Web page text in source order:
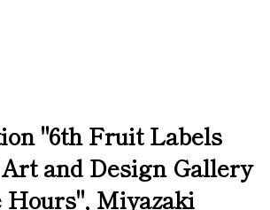
"6th Fruit Labels
and Design Gallery
Hours", Miyazaki